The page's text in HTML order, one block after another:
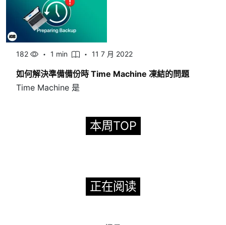
182 1 min 11 7 月 2022
如何解決準備備份時 Time Machine 凍結的問題
Time Machine 是
本周TOP
正在阅读